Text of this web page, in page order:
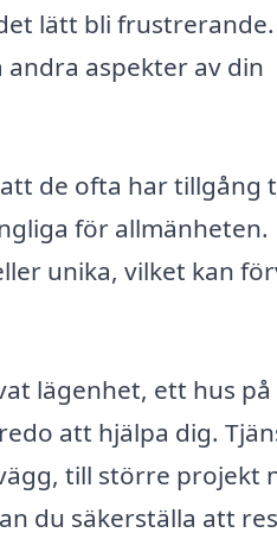
lätt bli frustrerande.
aspekter av din
de ofta har tillgång
för allmänheten.
unika, vilket kan
lägenhet, ett hus
att hjälpa dig.
till större projekt
du säkerställa att